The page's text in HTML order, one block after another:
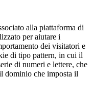
alla piattaforma di
per aiutare i
dei visitatori e
di tipo pattern, in cui il
di numeri e lettere, che
dominio che imposta il